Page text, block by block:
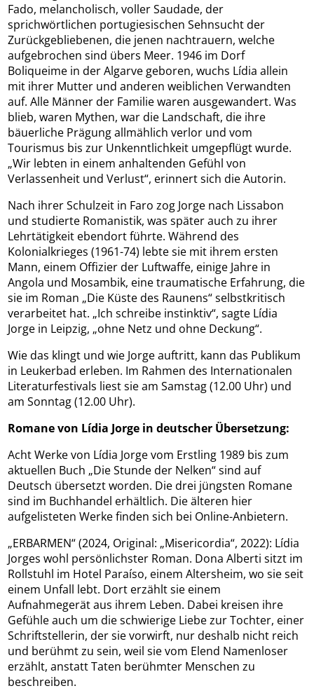
Fado, melancholisch, voller Saudade, der
sprichwörtlichen portugiesischen Sehnsucht der
Zurückgebliebenen, die jenen nachtrauern, welche
aufgebrochen sind übers Meer. 1946 im Dorf
Boliqueime in der Algarve geboren, wuchs Lídia allein
mit ihrer Mutter und anderen weiblichen Verwandten
auf. Alle Männer der Familie waren ausgewandert. Was
blieb, waren Mythen, war die Landschaft, die ihre
bäuerliche Prägung allmählich verlor und vom
Tourismus bis zur Unkenntlichkeit umgepflügt wurde.
„Wir lebten in einem anhaltenden Gefühl von
Verlassenheit und Verlust“, erinnert sich die Autorin.
Nach ihrer Schulzeit in Faro zog Jorge nach Lissabon
und studierte Romanistik, was später auch zu ihrer
Lehrtätigkeit ebendort führte. Während des
Kolonialkrieges (1961-74) lebte sie mit ihrem ersten
Mann, einem Offizier der Luftwaffe, einige Jahre in
Angola und Mosambik, eine traumatische Erfahrung, die
sie im Roman „Die Küste des Raunens“ selbstkritisch
verarbeitet hat. „Ich schreibe instinktiv“, sagte Lídia
Jorge in Leipzig, „ohne Netz und ohne Deckung“.
Wie das klingt und wie Jorge auftritt, kann das Publikum
in Leukerbad erleben. Im Rahmen des Internationalen
Literaturfestivals liest sie am Samstag (12.00 Uhr) und
am Sonntag (12.00 Uhr).
Romane von Lídia Jorge in deutscher Übersetzung:
Acht Werke von Lídia Jorge vom Erstling 1989 bis zum
aktuellen Buch „Die Stunde der Nelken“ sind auf
Deutsch übersetzt worden. Die drei jüngsten Romane
sind im Buchhandel erhältlich. Die älteren hier
aufgelisteten Werke finden sich bei Online-Anbietern.
„ERBARMEN“ (2024, Original: „Misericordia“, 2022): Lídia
Jorges wohl persönlichster Roman. Dona Alberti sitzt im
Rollstuhl im Hotel Paraíso, einem Altersheim, wo sie seit
einem Unfall lebt. Dort erzählt sie einem
Aufnahmegerät aus ihrem Leben. Dabei kreisen ihre
Gefühle auch um die schwierige Liebe zur Tochter, einer
Schriftstellerin, der sie vorwirft, nur deshalb nicht reich
und berühmt zu sein, weil sie vom Elend Namenloser
erzählt, anstatt Taten berühmter Menschen zu
beschreiben.